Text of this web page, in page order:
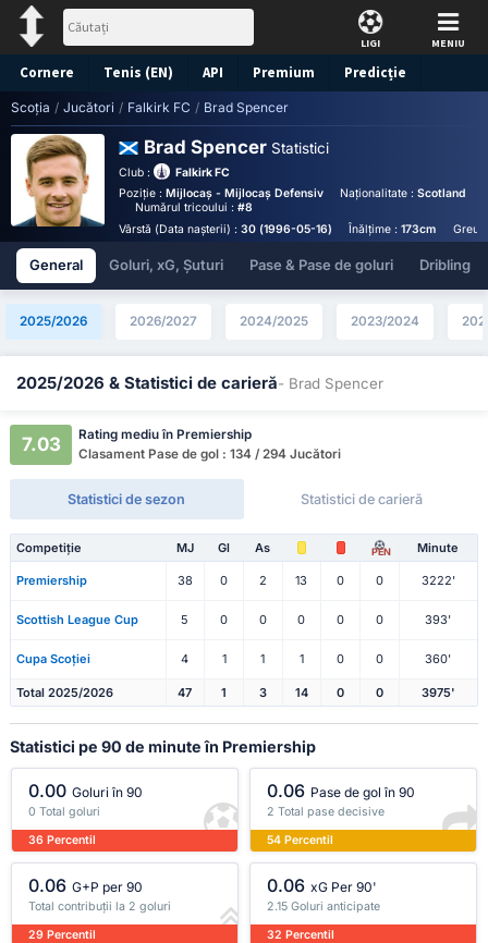
LIGI MENIU
Cornere Tenis (EN) API Premium Predicție
Scoția / Jucători / Falkirk FC / Brad Spencer
Brad Spencer Statistici
Club :
Falkirk FC
Poziție : Mijlocaș - Mijlocaș Defensiv Naționalitate :Scotland
Numărul tricoului :#8
Vârstă (Data nașterii) : 30 (1996-05-16) Înălțime :173cm
General Goluri, xG, Șuturi Pase & Pase de goluri Dribling
2025/2026 2026/2027 2024/2025 2023/2024
2025/2026 & Statistici de carieră- Brad Spencer
7.03
Rating mediu în Premiership
Clasament Pase de gol : 134 / 294 Jucători
Statistici de sezon Statistici de carieră
Competiție MJ Gl As PEN Minute
Premiership 38 0 2 13 0 0 3222'
Scottish League Cup 5 0 0 0 0 0 393'
Cupa Scoției 4 1 1 1 0 0 360'
Total 2025/2026 47 1 3 14 0 0 3975'
Statistici pe 90 de minute în Premiership
0.00 Goluri în 90
0 Total goluri
36 Percentil
0.06 Pase de gol în 90
2 Total pase decisive
54 Percentil
0.06 G+P per 90
Total contribuții la 2 goluri
29 Percentil
0.06 xG Per 90'
2.15 Goluri anticipate
32 Percentil